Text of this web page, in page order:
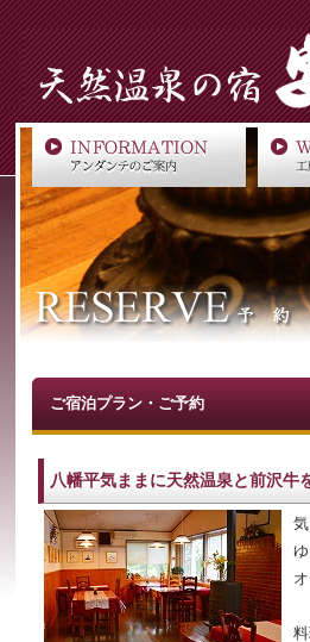
ご宿泊プラン・ご予約
八幡平気ままに天然温泉と前沢牛